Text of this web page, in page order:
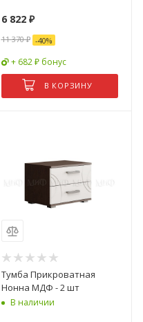
6 822₽
11 370₽ -40%
+ 682 ₽ бонус
В КОРЗИНУ
Тумба Прикроватная
Нонна МДФ - 2 шт
В наличии